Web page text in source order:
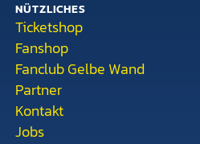
NÜTZLICHES
Ticketshop
Fanshop
Fanclub Gelbe Wand
Partner
Kontakt
Jobs